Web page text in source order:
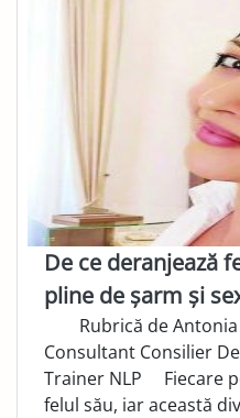
De ce deranjează
pline de șarm și
Rubrică de Antonia
Consultant Consilier
Trainer NLP Fiecare
felul său, iar această